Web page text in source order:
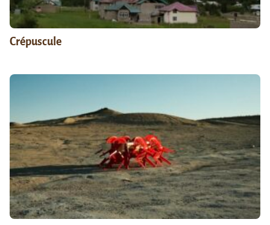
Crépuscule